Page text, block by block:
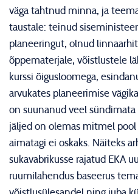
väga tahtnud minna, ja
taustale: teinud
planeeringut, olnud
õppematerjale, võistlustele
kurssi õigusloomega,
arvukates planeerimise
on suunanud veel
jäljed on olemas mitmel
aimatagi ei oskaks. Näiteks
sukavabrikusse rajatud EKA
ruumilahendus baseerus